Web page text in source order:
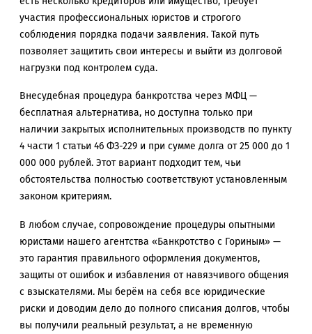
участия профессиональных юристов и строгого
соблюдения порядка подачи заявления. Такой путь
позволяет защитить свои интересы и выйти из долговой
нагрузки под контролем суда.
Внесудебная процедура банкротства через МФЦ —
бесплатная альтернатива, но доступна только при
наличии закрытых исполнительных производств по пункту
4 части 1 статьи 46 ФЗ-229 и при сумме долга от 25 000 до 1
000 000 рублей. Этот вариант подходит тем, чьи
обстоятельства полностью соответствуют установленным
законом критериям.
В любом случае, сопровождение процедуры опытными
юристами нашего агентства «Банкротство с Гориным» —
это гарантия правильного оформления документов,
защиты от ошибок и избавления от навязчивого общения
с взыскателями. Мы берём на себя все юридические
риски и доводим дело до полного списания долгов, чтобы
вы получили реальный результат, а не временную